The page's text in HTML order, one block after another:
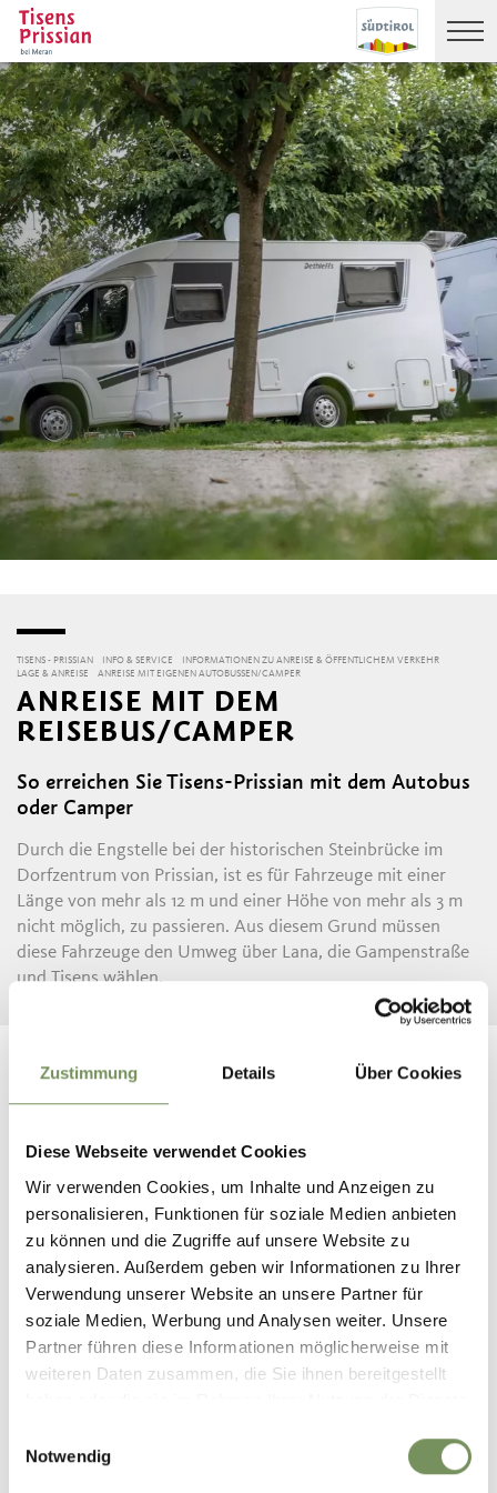
Zustimmung Details Über Cookies
Diese Webseite verwendet Cookies
Wir verwenden Cookies, um Inhalte und Anzeigen zu
personalisieren, Funktionen für soziale Medien anbieten
zu können und die Zugriffe auf unsere Website zu
analysieren. Außerdem geben wir Informationen zu Ihrer
Verwendung unserer Website an unsere Partner für
soziale Medien, Werbung und Analysen weiter. Unsere
Partner führen diese Informationen möglicherweise mit
weiteren Daten zusammen, die Sie ihnen bereitgestellt
Notwendig
TISENS - PRISSIAN INFO & SERVICE
INFORMATIONEN ZU ANREISE & ÖFFENTLICHEM VERKEHR
LAGE & ANREISE
ANREISE MIT EIGENEN AUTOBUSSEN/CAMPER
ANREISE MIT DEM
REISEBUS/CAMPER
So erreichen Sie Tisens-Prissian mit dem Autobus
oder Camper
Durch die Engstelle bei der historischen Steinbrücke im
Dorfzentrum von Prissian, ist es für Fahrzeuge mit einer
Länge von mehr als 12 m und einer Höhe von mehr als 3 m
nicht möglich, zu passieren. Aus diesem Grund müssen
diese Fahrzeuge den Umweg über Lana, die Gampenstraße
und Tisens wählen.
ÖFFENTLICHE
VERKEHRSMITTEL IN
SÜDTIROL
ORTSPLAN VON TISENS-
PRISSIAN